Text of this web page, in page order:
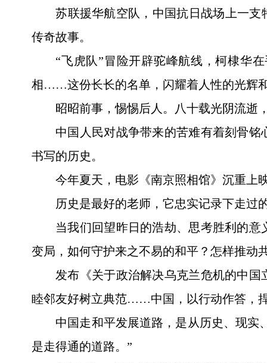
苏联援华航空队，中国抗日战场上一支
传奇故事。
“飞虎队”冒险开辟驼峰航线，柯棣华
相……这份长长的名单，闪耀着人性的光辉
昭昭前事，惕惕后人。八十载光阴流逝
中国人民对战争带来的苦难有着刻骨
书写的历史。
今年夏天，电影《南京照相馆》沉重上
历史是最好的老师，它忠实记录下走过
当我们回望昨日的浩劫、思考胜利的
变局，如何守护来之不易的和平？怎样推动
发布《关于政治解决乌克兰危机的中
睦邻友好树立典范……中国，以行动作答，
中国走和平发展道路，是从历史、现实
是走得通的道路。”